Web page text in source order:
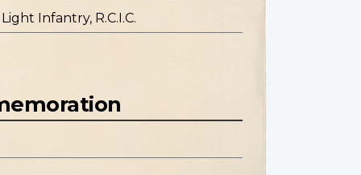
Infantry, R.C.I.C.